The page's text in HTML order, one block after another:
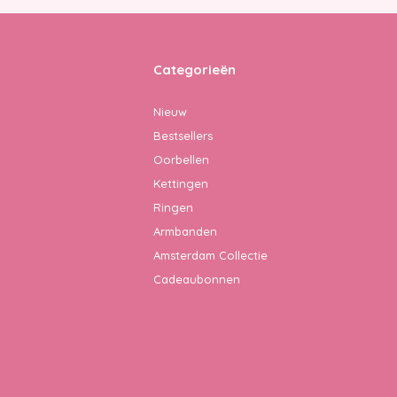
Categorieën
Nieuw
Bestsellers
Oorbellen
Kettingen
Ringen
Armbanden
Amsterdam Collectie
Cadeaubonnen